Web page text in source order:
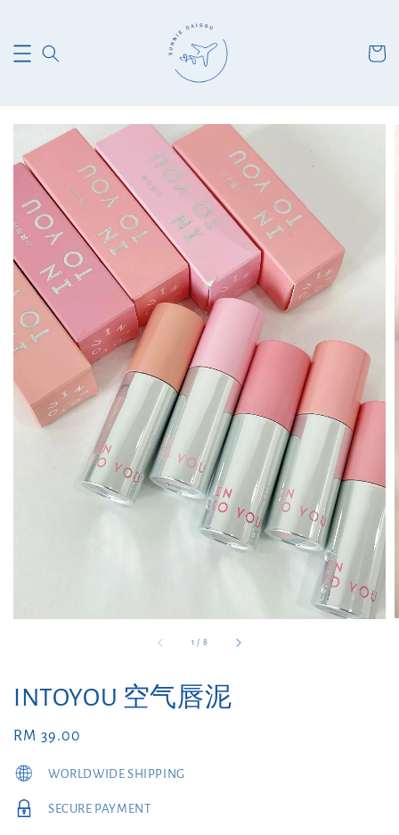
1 / 8
INTOYOU 空气唇泥
Regular
RM 39.00
WORLDWIDE SHIPPING
SECURE PAYMENT